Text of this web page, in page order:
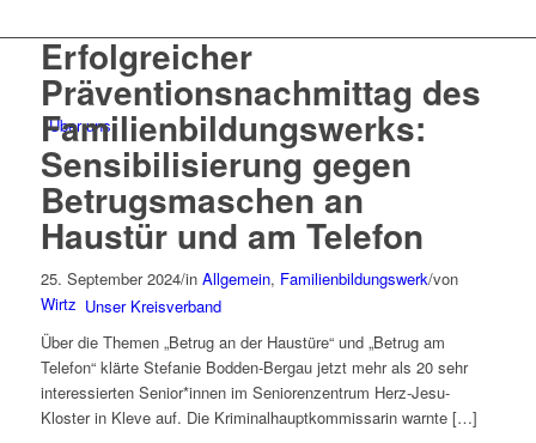
Über uns
Unser Kreisverband
Erfolgreicher
Präventionsnachmittag des
Familienbildungswerks:
Sensibilisierung gegen
Betrugsmaschen an
Haustür und am Telefon
25. September 2024/in Allgemein, Familienbildungswerk/von
Wirtz
Über die Themen „Betrug an der Haustüre“ und „Betrug am
Telefon“ klärte Stefanie Bodden-Bergau jetzt mehr als 20 sehr
interessierten Senior*innen im Seniorenzentrum Herz-Jesu-
Kloster in Kleve auf. Die Kriminalhauptkommissarin warnte […]